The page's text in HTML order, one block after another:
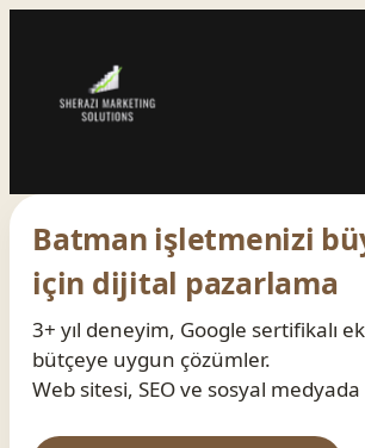
Skip
Batman işletmenizi
için dijital pazarlama
3+ yıl deneyim, Google sertifikalı
bütçeye uygun çözümler.
Web sitesi, SEO ve sosyal